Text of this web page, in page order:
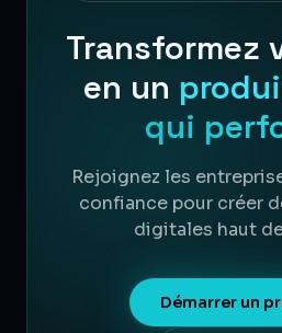
Transformez
en un
qui
Rejoignez les
confiance pour créer
digitales haut
Démarrer un